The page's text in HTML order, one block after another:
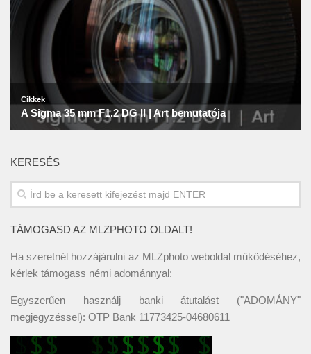
KERESÉS
TÁMOGASD AZ MLZPHOTO OLDALT!
Ha szeretnél hozzájárulni az MLZphoto weboldal működéséhez,
kérlek támogass némi adománnyal:
Egyszerűen használj banki átutalást ("ADOMÁNY"
megjegyzéssel): OTP Bank 11773425-04680611